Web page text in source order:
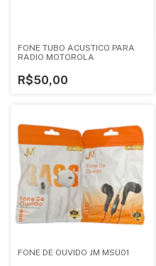
FONE TUBO ACUSTICO PARA
RADIO MOTOROLA
R$50,00
FONE DE OUVIDO JM MSU01